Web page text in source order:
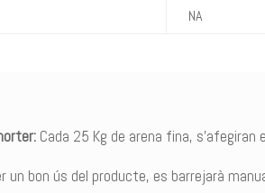
NA
Cada 25 Kg de arena fina,
un bon ús del producte, es barrejarà